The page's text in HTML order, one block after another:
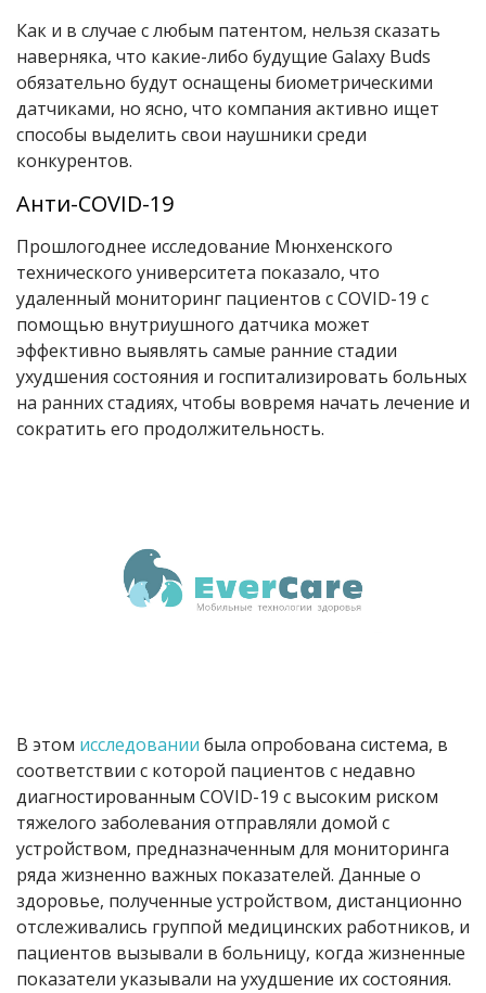
Как и в случае с любым патентом, нельзя сказать
наверняка, что какие-либо будущие Galaxy Buds
обязательно будут оснащены биометрическими
датчиками, но ясно, что компания активно ищет
способы выделить свои наушники среди
конкурентов.
Анти-COVID-19
Прошлогоднее исследование Мюнхенского
технического университета показало, что
удаленный мониторинг пациентов с COVID-19 с
помощью внутриушного датчика может
эффективно выявлять самые ранние стадии
ухудшения состояния и госпитализировать больных
на ранних стадиях, чтобы вовремя начать лечение и
сократить его продолжительность.
В этом исследовании была опробована система, в
соответствии с которой пациентов с недавно
диагностированным COVID-19 с высоким риском
тяжелого заболевания отправляли домой с
устройством, предназначенным для мониторинга
ряда жизненно важных показателей. Данные о
здоровье, полученные устройством, дистанционно
отслеживались группой медицинских работников, и
пациентов вызывали в больницу, когда жизненные
показатели указывали на ухудшение их состояния.